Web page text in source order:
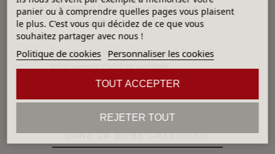
Céramique fine : formulation d’émaux à
haute blancheur et grande stabilité
thermique
Industrie du verre : composant fondant
pour verres clairs et neutres
DANS LA MÊME CATÉGORIE
panier ou à comprendre quelles pages vous plaisent
le plus. C'est vous qui décidez de ce que vous
souhaitez partager avec nous !
Politique de cookies Personnaliser les cookies
REJETER TOUT
TOUT ACCEPTER